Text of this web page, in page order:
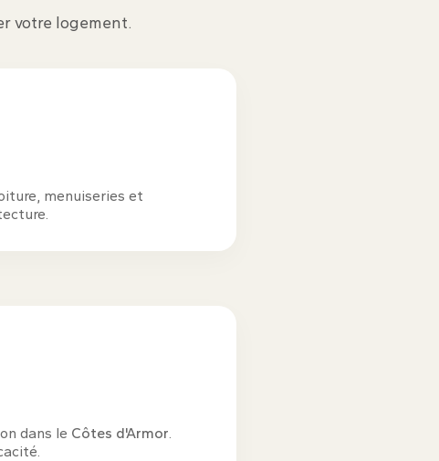
votre logement.
menuiseries et
dans le Côtes d'Armor.